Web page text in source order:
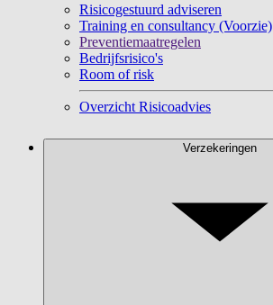
Risicogestuurd adviseren
Training en consultancy (Voorzie)
Preventiemaatregelen
Bedrijfsrisico's
Room of risk
Overzicht Risicoadvies
Verzekeringen